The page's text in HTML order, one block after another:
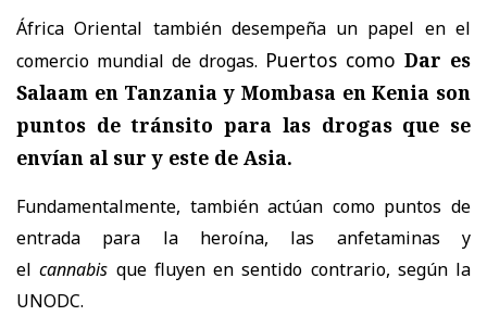
África Oriental también desempeña un papel en el
comercio mundial de drogas. Puertos como Dar es
Salaam en Tanzania y Mombasa en Kenia son
puntos de tránsito para las drogas que se
envían al sur y este de Asia.
Fundamentalmente, también actúan como puntos de
entrada para la heroína, las anfetaminas y
el cannabis que fluyen en sentido contrario, según la
UNODC.